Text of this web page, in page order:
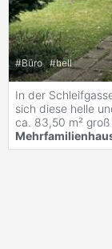
#Büro #hell
In der
sich diese helle
ca. 83,50 m²